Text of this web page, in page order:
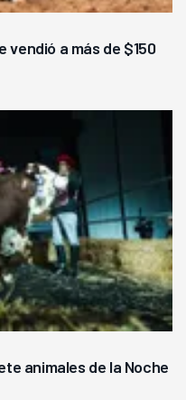
vendió a más de $150
animales de la Noche